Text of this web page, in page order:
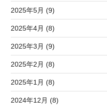
2025年5月 (9)
2025年4月 (8)
2025年3月 (9)
2025年2月 (8)
2025年1月 (8)
2024年12月 (8)